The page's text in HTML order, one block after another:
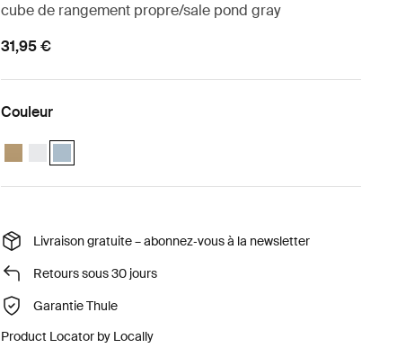
cube de rangement propre/sale pond gray
31,95 €
Couleur
Thule clean/dirty packing cube Beige doux
Thule clean/dirty packing cube Blanc
Thule clean/dirty packing cube Gris étang (selected)
Livraison gratuite – abonnez‑vous à la newsletter
Retours sous 30 jours
Garantie Thule
Product Locator by Locally